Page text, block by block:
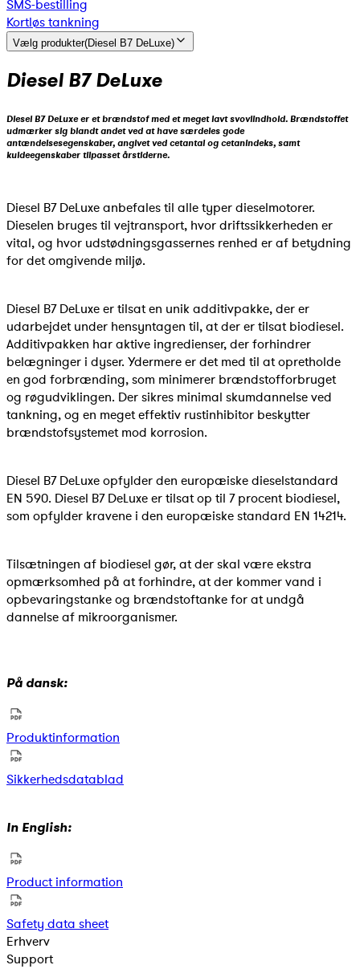
SMS-bestilling
Kortløs tankning
Vælg produkter(Diesel B7 DeLuxe)
Diesel B7 DeLuxe
Diesel B7 DeLuxe er et brændstof med et meget lavt svovlindhold. Brændstoffet
udmærker sig blandt andet ved at have særdeles gode
antændelsesegenskaber, angivet ved cetantal og cetanindeks, samt
kuldeegenskaber tilpasset årstiderne.
Diesel B7 DeLuxe anbefales til alle typer dieselmotorer.
Dieselen bruges til vejtransport, hvor driftssikkerheden er
vital, og hvor udstødningsgassernes renhed er af betydning
for det omgivende miljø.
Diesel B7 DeLuxe er tilsat en unik additivpakke, der er
udarbejdet under hensyntagen til, at der er tilsat biodiesel.
Additivpakken har aktive ingredienser, der forhindrer
belægninger i dyser. Ydermere er det med til at opretholde
en god forbrænding, som minimerer brændstofforbruget
og røgudviklingen. Der sikres minimal skumdannelse ved
tankning, og en meget effektiv rustinhibitor beskytter
brændstofsystemet mod korrosion.
Diesel B7 DeLuxe opfylder den europæiske dieselstandard
EN 590. Diesel B7 DeLuxe er tilsat op til 7 procent biodiesel,
som opfylder kravene i den europæiske standard EN 14214.
Tilsætningen af biodiesel gør, at der skal være ekstra
opmærksomhed på at forhindre, at der kommer vand i
opbevaringstanke og brændstoftanke for at undgå
dannelse af mikroorganismer.
På dansk:
Produktinformation
Sikkerhedsdatablad
In English:
Product information
Safety data sheet
Erhverv
Support